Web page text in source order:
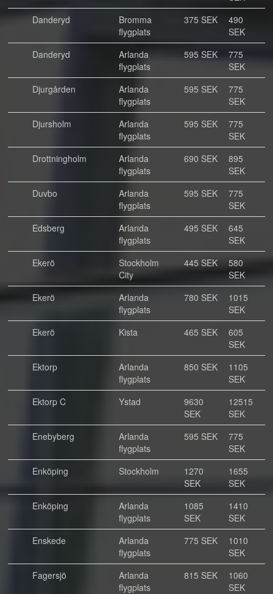
Danderyd
Bromma
flygplats
375 SEK
490
SEK
Danderyd
Arlanda
flygplats
595 SEK
775
SEK
Djurgården
Arlanda
flygplats
595 SEK
775
SEK
Djursholm
Arlanda
flygplats
595 SEK
775
SEK
Drottningholm
Arlanda
flygplats
690 SEK
895
SEK
Duvbo
Arlanda
flygplats
595 SEK
775
SEK
Edsberg
Arlanda
flygplats
495 SEK
645
SEK
Ekerö
Stockholm
City
445 SEK
580
SEK
Ekerö
Arlanda
flygplats
780 SEK
1015
SEK
Ekerö
Kista 465 SEK
605
SEK
Ektorp
Arlanda
flygplats
850 SEK
1105
SEK
Ektorp C
Ystad
9630
SEK
12515
SEK
Enebyberg
Arlanda
flygplats
595 SEK
775
SEK
Enköping
Stockholm
1270
SEK
1655
SEK
Enköping
Arlanda
flygplats
1085
SEK
1410
SEK
Enskede
Arlanda
flygplats
775 SEK
1010
SEK
Fagersjö
Arlanda
flygplats
815 SEK
1060
SEK